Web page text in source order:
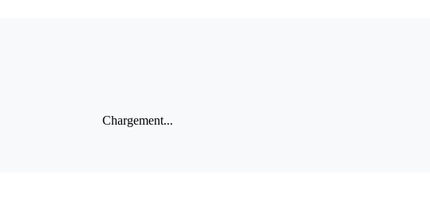
Chargement...